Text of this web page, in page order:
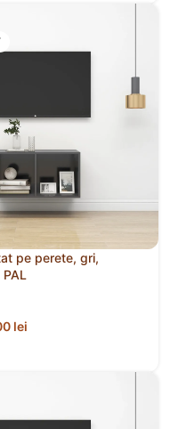
pe perete, gri,
lei